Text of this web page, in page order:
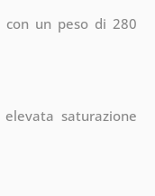
un peso di 280
saturazione